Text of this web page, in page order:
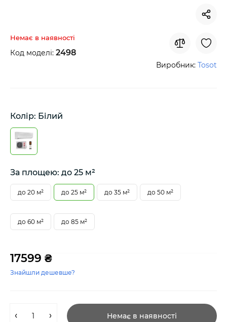
Немає в наявності
Код моделі: 2498
Виробник: Tosot
Колір: Білий
За площею: до 25 м²
до 20 м² до 25 м² до 35 м² до 50 м²
до 60 м² до 85 м²
17599 ₴
Знайшли дешевше?
Немає в наявності